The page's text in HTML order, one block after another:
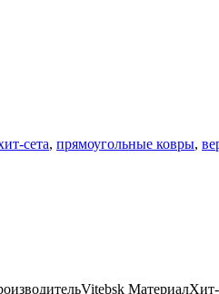
сета, прямоугольные ковры,
Vitebsk МатериалХит-